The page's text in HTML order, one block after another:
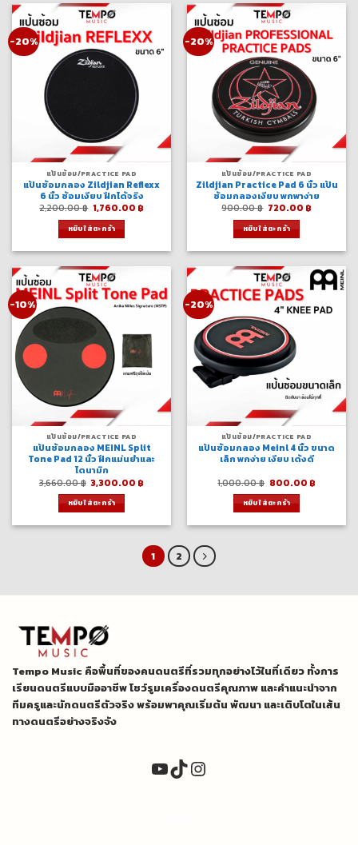
-20%
แป้นซ้อม/PRACTICE PAD
แป้นซ้อมกลอง Zildjian Reflexx
6 นิ้ว ซ้อมเงียบ ฝึกได้จริง
2,200.00฿ Original
price
was:
2,200.00 ฿.
1,760.00 ฿Current
หยิบใส่ตะกร้า
-20%
แป้นซ้อม/PRACTICE PAD
Zildjian Practice Pad 6 นิ้ว แป้น
ซ้อมกลองเงียบ พกพาง่าย
900.00฿ Original
was:
900.00 ฿.
720.00 ฿Current
หยิบใส่ตะกร้า
-10%
แป้นซ้อม/PRACTICE PAD
แป้นซ้อมกลอง MEINL Split
Tone Pad 12 นิ้ว ฝึกแม่นยำและ
ไดนามิก
3,660.00฿ Original
price
was:
3,660.00 ฿.
3,300.00 ฿
หยิบใส่ตะกร้า
-20%
แป้นซ้อม/PRACTICE PAD
แป้นซ้อมกลอง Meinl 4 นิ้ว ขนาด
เล็ก พกง่าย เงียบ เด้งดี
1,000.00฿ Original
price
was:
1,000.00 ฿.
800.00 ฿Current
price
หยิบใส่ตะกร้า
1 2
Tempo Music คือพื้นที่ของคนดนตรีที่รวมทุกอย่างไว้ในที่เดียว ทั้งการ
เรียนดนตรีแบบมืออาชีพ โชว์รูมเครื่องดนตรีคุณภาพ และคำแนะนำจาก
ทีมครูและนักดนตรีตัวจริง พร้อมพาคุณเริ่มต้น พัฒนา และเติบโตในเส้น
ทางดนตรีอย่างจริงจัง
YouTube
TikTok
Instagram